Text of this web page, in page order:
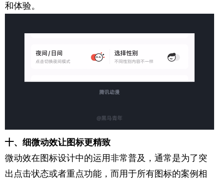
和体验。
十、细微动效让图标更精致
微动效在图标设计中的运用非常普及，通常是为了突
出点击状态或者重点功能，而用于所有图标的案例相